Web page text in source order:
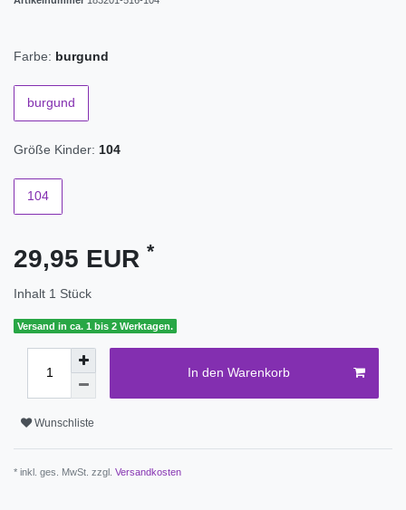
Farbe: burgund
burgund
Größe Kinder: 104
104
29,95 EUR *
Inhalt 1 Stück
Versand in ca. 1 bis 2 Werktagen.
In den Warenkorb
Wunschliste
* inkl. ges. MwSt. zzgl. Versandkosten